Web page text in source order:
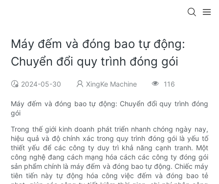
Máy đếm và đóng bao tự động:
Chuyển đổi quy trình đóng gói
2024-05-30 XingKe Machine 116
Máy đếm và đóng bao tự động: Chuyển đổi quy trình đóng
gói
Trong thế giới kinh doanh phát triển nhanh chóng ngày nay,
hiệu quả và độ chính xác trong quy trình đóng gói là yếu tố
thiết yếu để các công ty duy trì khả năng cạnh tranh. Một
công nghệ đang cách mạng hóa cách các công ty đóng gói
sản phẩm chính là máy đếm và đóng bao tự động. Chiếc máy
tiên tiến này tự động hóa công việc đếm và đóng bao tẻ